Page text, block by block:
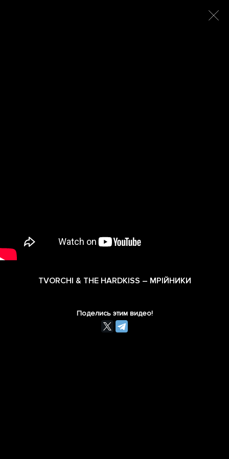
TVORCHI & THE HARDKISS – МРІЙНИКИ
Поделись этим видео!